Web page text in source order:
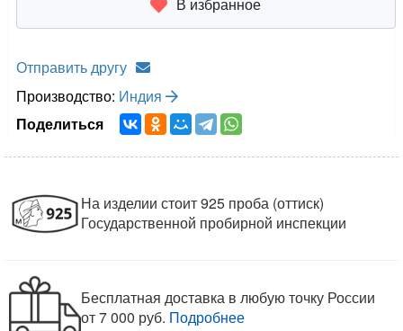
исполнение. Благодаря родиевому покрытию,
апробированы клеймом Пробирной инспекции,
поэтому Вы можете быть уверены в качестве
серебра, которое мы используем для работы.
Свойства и характеристики камня
Целебные, магические и астрологические